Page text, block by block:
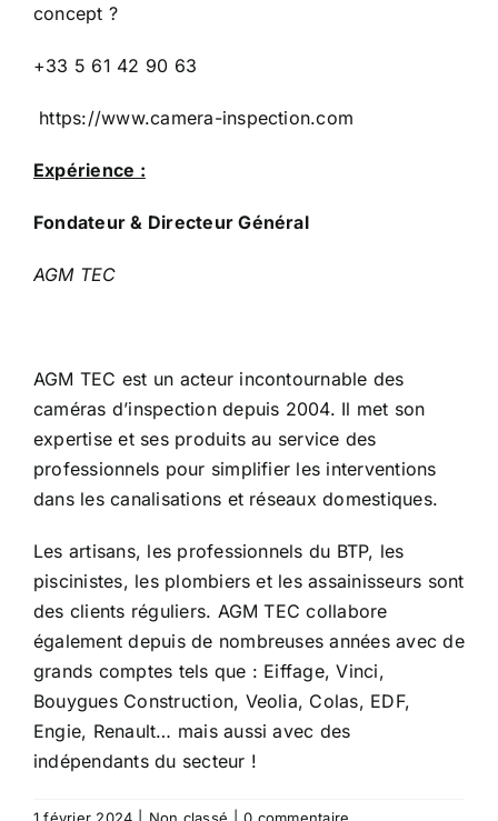
concept ?
+33 5 61 42 90 63
https://www.camera-inspection.com
Expérience :
Fondateur & Directeur Général
AGM TEC
AGM TEC est un acteur incontournable des
caméras d’inspection depuis 2004. Il met son
expertise et ses produits au service des
professionnels pour simplifier les interventions
dans les canalisations et réseaux domestiques.
Les artisans, les professionnels du BTP, les
piscinistes, les plombiers et les assainisseurs sont
des clients réguliers. AGM TEC collabore
également depuis de nombreuses années avec de
grands comptes tels que : Eiffage, Vinci,
Bouygues Construction, Veolia, Colas, EDF,
Engie, Renault… mais aussi avec des
indépendants du secteur !